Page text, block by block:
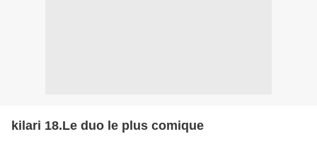
kilari 18.Le duo le plus comique